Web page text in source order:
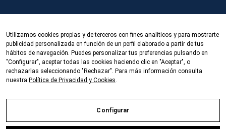
í
e
t
e
a
u
s
Prado 5, local
50009 Zaragoza (España)
Fibercom es una empresa dedicada a la
comercialización de productos y equipos de fibra
óptica. Oficinas en Zaragoza y Barcelona.
Venta/alquiler/renting
Utilizamos cookies propias y de terceros con fines analíticos y para mostrarte
publicidad personalizada en función de un perfil elaborado a partir de tus
hábitos de navegación. Puedes personalizar tus preferencias pulsando en
"Configurar", aceptar todas las cookies haciendo clic en "Aceptar", o
rechazarlas seleccionando "Rechazar". Para más información consulta
nuestra Política de Privacidad y Cookies.
Configurar